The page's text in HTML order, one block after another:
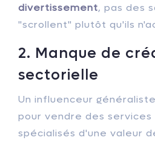
divertissement, pas des
"scrollent" plutôt qu'ils
2. Manque de
sectorielle
Un influenceur
pour vendre des services
spécialisés d'une valeur